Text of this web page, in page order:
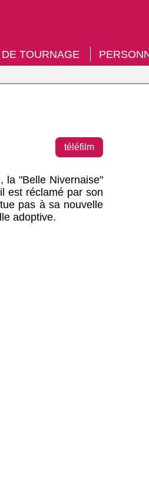
TOURNAGE
téléfilm
la "Belle Nivernaise"
est réclamé par son
pas à sa nouvelle
adoptive.